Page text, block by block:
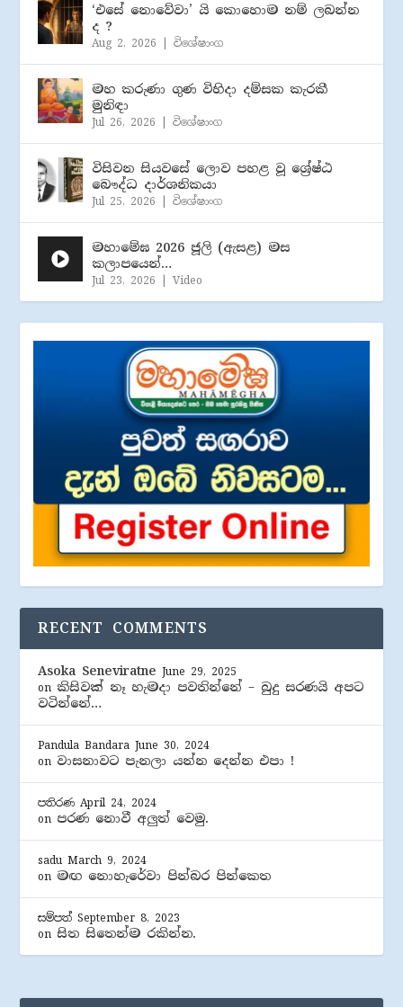
‘එසේ නොවේවා’ යි කොහොම නම් ලබන්න
ද ?
Aug 2, 2026 |විශේෂාංග
මහ කරුණා ගුණ විහිදා දම්සක කැරකී
මුනිඳා
Jul 26, 2026 |විශේෂාංග
විසිවන සියවසේ ලොව පහළ වූ ශ්‍රේෂ්ඨ
බෞද්ධ දාර්ශනිකයා
Jul 25, 2026 |විශේෂාංග
මහාමේඝ 2026 ජූලි (​ඇසළ) මස
කලාපයෙන්…
Jul 23, 2026 |Video
RECENT COMMENTS
Asoka Seneviratne June 29, 2025
on කිසිවක් නෑ හැමදා පවතින්නේ – බුදු සරණයි අපට
වටින්නේ…
Pandula Bandara June 30, 2024
on වාසනාවට පැනලා යන්න දෙන්න එපා !
පතිරණ April 24, 2024
on පරණ නොවී අලුත් වෙමු.
sadu March 9, 2024
on මඟ නොහැරේවා පින්බර පින්කෙත
සම්පත් September 8, 2023
onසිත සිතෙන්ම රකින්න.